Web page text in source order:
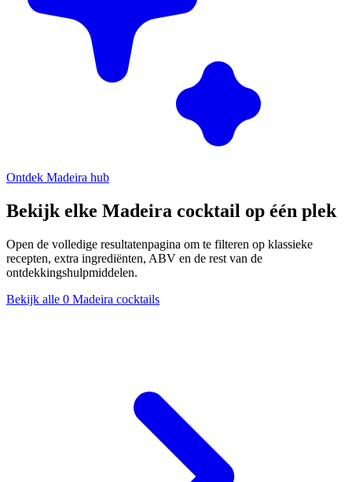
Ontdek Madeira hub
Bekijk elke Madeira cocktail op één plek
Open de volledige resultatenpagina om te filteren op klassieke
recepten, extra ingrediënten, ABV en de rest van de
ontdekkingshulpmiddelen.
Bekijk alle 0 Madeira cocktails